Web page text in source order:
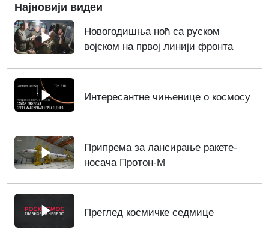
Најновији видеи
Новогодишња ноћ са руском
војском на првој линији фронта
Интересантне чињенице о космосу
Припрема за лансирање ракете-
носача Протон-М
Преглед космичке седмице